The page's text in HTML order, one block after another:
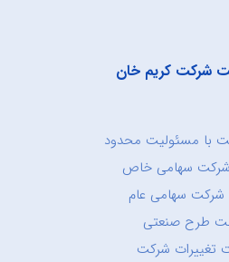
شرکت کریم خان
با مسئولیت محدود
سهامی خاص
سهامی عام
طرح صنعتی
تغییرات شرکت